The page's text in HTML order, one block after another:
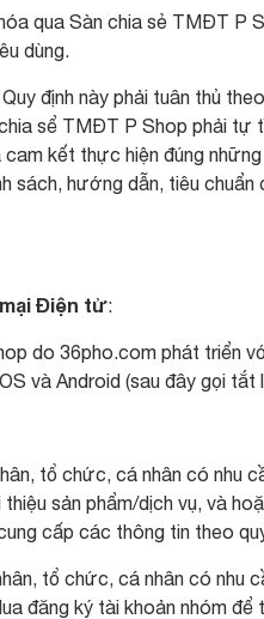
qua Sàn chia sẻ TMĐT P
dùng.
định này phải tuân thủ
sể TMĐT P Shop phải tự
cam kết thực hiện đúng
sách, hướng dẫn, tiêu
Điện tử:
do 36pho.com phát triển
và Android (sau đây gọi tắt
tổ chức, cá nhân có nhu
sản phẩm/dịch vụ, và
cấp các thông tin theo
tổ chức, cá nhân có nhu
đăng ký tài khoản nhóm